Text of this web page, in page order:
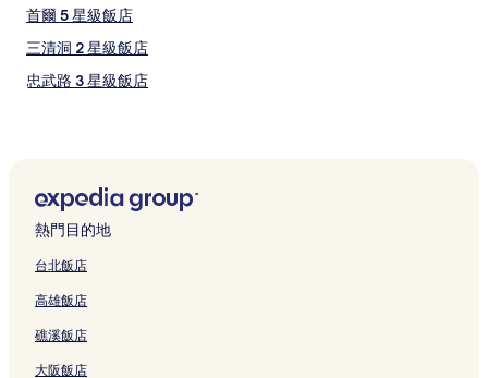
首爾 5 星級飯店
三清洞 2 星級飯店
忠武路 3 星級飯店
鍾路 5.6 街洞 2 星級飯店
鍾路 5.6 街洞 3 星級飯店
鍾路 1.2.3.4 街洞 4 星級飯店
鍾路 1.2.3.4 街洞 2 星級飯店
鍾路 1.2.3.4 街洞 3 星級飯店
熱門目的地
台北飯店
高雄飯店
礁溪飯店
大阪飯店